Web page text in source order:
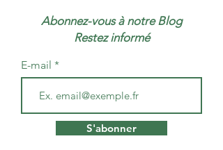
Abonnez-vous à notre Blog
Restez informé
E-mail
S'abonner